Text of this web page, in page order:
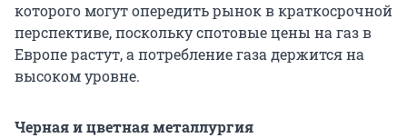
которого могут опередить рынок в краткосрочной
перспективе, поскольку спотовые цены на газ в
Европе растут, а потребление газа держится на
высоком уровне.
Черная и цветная металлургия